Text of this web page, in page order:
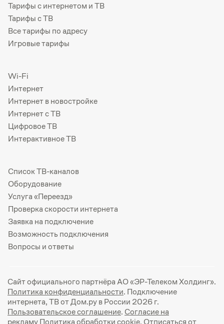
Тарифы с интернетом и ТВ
Тарифы с ТВ
Все тарифы по адресу
Игровые тарифы
Wi-Fi
Интернет
Интернет в новостройке
Интернет с ТВ
Цифровое ТВ
Интерактивное ТВ
Список ТВ-каналов
Оборудование
Услуга «Переезд»
Проверка скорости интернета
Заявка на подключение
Возможность подключения
Вопросы и ответы
Сайт официального партнёра АО «ЭР-Телеком Холдинг».
Политика конфиденциальности. Подключение
интернета, ТВ от Дом.ру в России 2026 г.
Пользовательское соглашение. Согласие на